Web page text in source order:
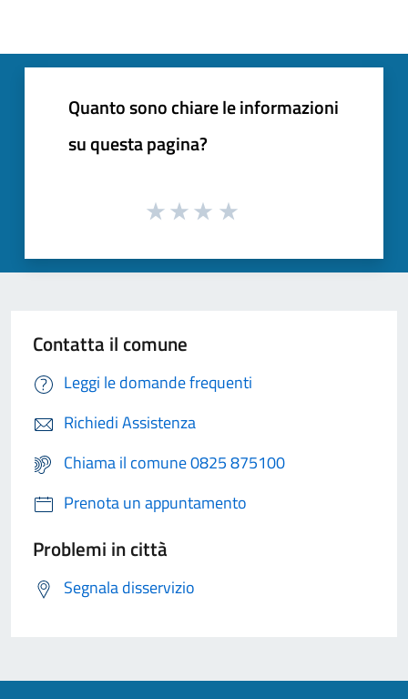
Quanto sono chiare le informazioni
su questa pagina?
Contatta il comune
Leggi le domande frequenti
Richiedi Assistenza
Chiama il comune 0825 875100
Prenota un appuntamento
Problemi in città
Segnala disservizio